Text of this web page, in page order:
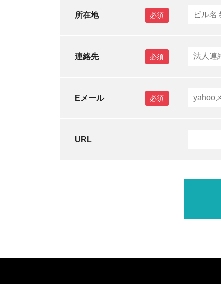
所在地 必須
連絡先 必須
Eメール 必須
URL